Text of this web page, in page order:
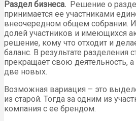
Раздел бизнеса. Решение о
принимается ее участниками
внеочередном общем собрании.
долей участников и имеющихся
решение, кому что отходит и
баланс. В результате разделения
прекращает свою деятельность,
две новых.
Возможная вариация – это
из старой. Тогда за одним из
компания с ее брендом.